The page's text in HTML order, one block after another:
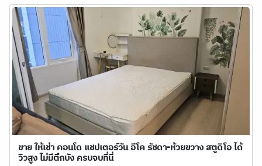
ขาย ให้เช่า คอนโด แชปเตอร์วัน อีโค รัชดา-ห้วยขวาง สตูดิโอ ได้
วิวสูง ไม่มีตึกบัง ครบจบที่นี่